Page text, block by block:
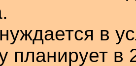
в
планирует в